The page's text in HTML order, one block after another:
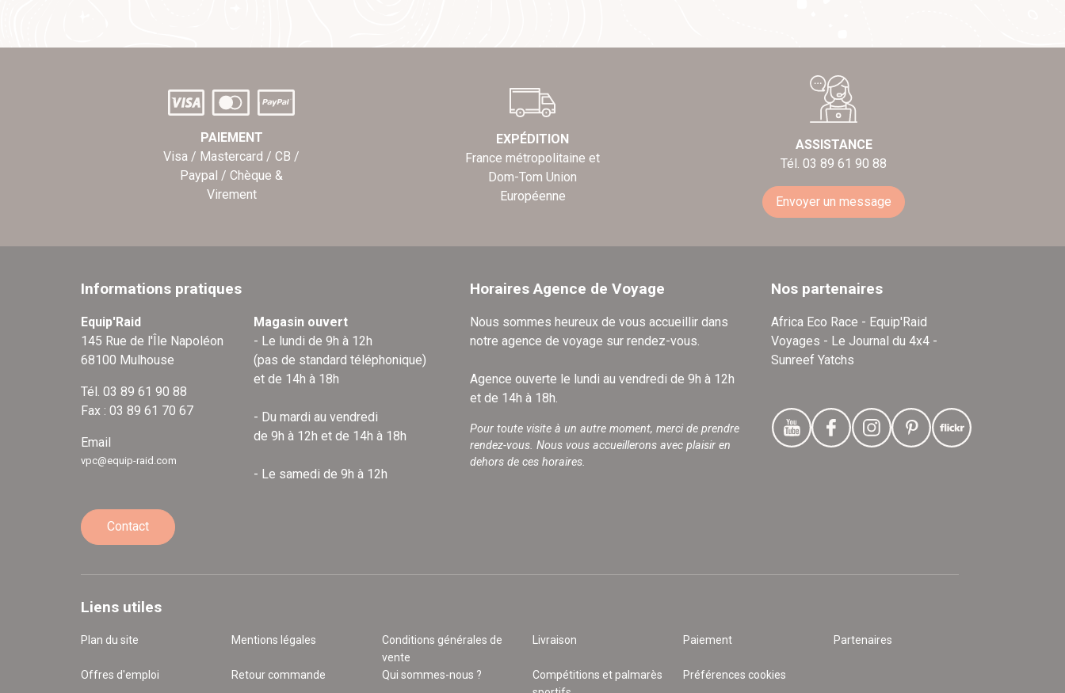
PAIEMENT
Visa / Mastercard / CB /
Paypal / Chèque &
Virement
EXPÉDITION
France métropolitaine et
Dom-Tom Union
Européenne
ASSISTANCE
Tél. 03 89 61 90 88
Envoyer un message
Informations pratiques
Equip'Raid
145 Rue de l'Île Napoléon
68100 Mulhouse
Tél. 03 89 61 90 88
Fax : 03 89 61 70 67
Email
vpc@equip-raid.com
Magasin ouvert
- Le lundi de 9h à 12h
(pas de standard téléphonique)
et de 14h à 18h
- Du mardi au vendredi
de 9h à 12h et de 14h à 18h
- Le samedi de 9h à 12h
Contact
Horaires Agence de Voyage
Nous sommes heureux de vous accueillir dans
notre agence de voyage sur rendez-vous.
Agence ouverte le lundi au vendredi de 9h à 12h
et de 14h à 18h.
Pour toute visite à un autre moment, merci de prendre
rendez-vous. Nous vous accueillerons avec plaisir en
dehors de ces horaires.
Nos partenaires
Africa Eco Race - Equip'Raid
Voyages - Le Journal du 4x4 -
Sunreef Yatchs
Liens utiles
Plan du site Mentions légales
Conditions générales de
vente
Livraison Paiement Partenaires
Offres d'emploi Retour commande Qui sommes-nous ?
Compétitions et palmarès
Préférences cookies